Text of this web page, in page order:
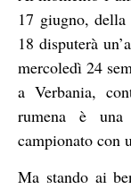
17 giugno,
18 disputerà
mercoledì 24
a Verbania,
rumena è
campionato con
Ma stando ai